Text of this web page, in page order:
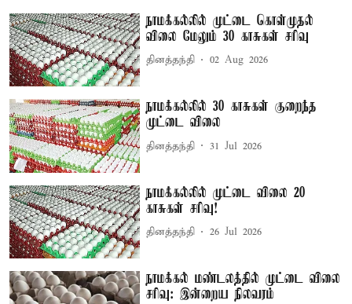
நாமக்கல்லில் முட்டை கொள்முதல்
விலை மேலும் 30 காசுகள் சரிவு
தினத்தந்தி 02 Aug 2026
நாமக்கல்லில் 30 காசுகள் குறைந்த
முட்டை விலை
தினத்தந்தி 31 Jul 2026
நாமக்கல்லில் முட்டை விலை 20
காசுகள் சரிவு!
தினத்தந்தி 26 Jul 2026
நாமக்கல் மண்டலத்தில் முட்டை விலை
சரிவு: இன்றைய நிலவரம்